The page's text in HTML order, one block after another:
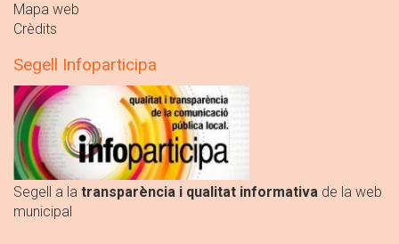
Mapa web
Crèdits
Segell Infoparticipa
Segell a la transparència i qualitat informativa de la web
municipal